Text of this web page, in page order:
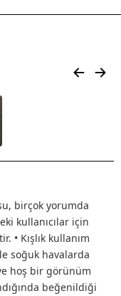
birçok yorumda
kullanıcılar için
• Kışlık kullanım
soğuk havalarda
hoş bir görünüm
beğenildiği